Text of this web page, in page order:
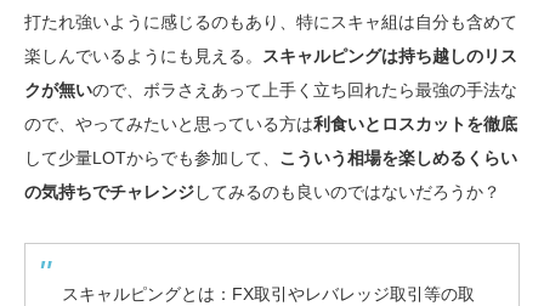
打たれ強いように感じるのもあり、特にスキャ組は自分も含めて
楽しんでいるようにも見える。
スキャルピングは持ち越しのリス
クが無いので、ボラさえあって上手く立ち回れたら最強の手法な
ので、やってみたいと思っている方は利食いとロスカットを徹底
して少量LOTからでも参加して、 こういう相場を楽しめるくらい
の気持ちでチャレンジしてみるのも良いのではないだろうか？
スキャルピングとは：FX取引やレバレッジ取引等の取